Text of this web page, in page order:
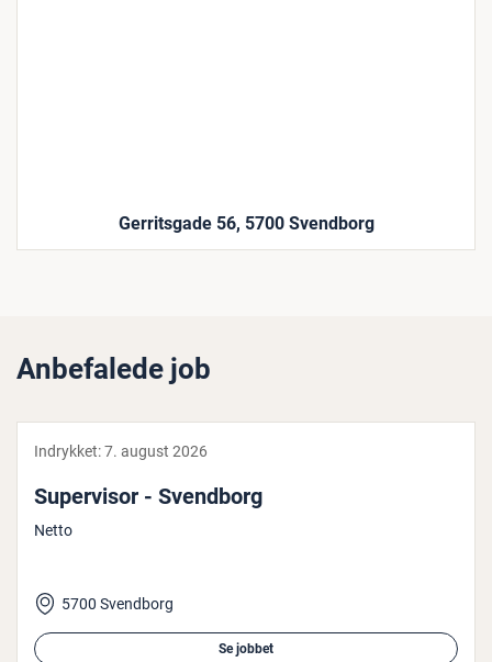
Gerritsgade 56, 5700 Svendborg
Anbefalede job
Indrykket:7. august 2026
Su­per­visor - Svendborg
Netto
5700 Svendborg
Se jobbet